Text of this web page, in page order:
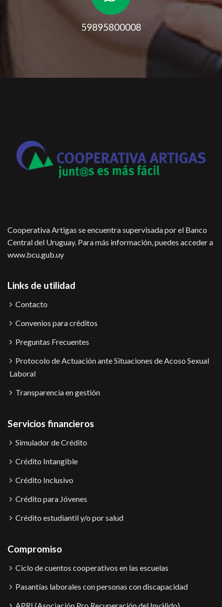
59895800008
Cooperativa Artigas se encuentra supervisada por el Banco
Central del Uruguay. Para más información, puedes acceder a
www.bcu.gub.uy
Links de utilidad
Contacto
Convenios para créditos
Preguntas Frecuentes
Protocolo de Actuación ante Situaciones de Acoso Sexual
Laboral
Transparencia en gestión
Servicios financieros
Simulador de Crédito
Crédito Intangible
Crédito Inclusivo
Crédito para Jóvenes
Crédito estudiantil y/o por salud
Compromiso
Ciclo de cuentos cooperativos en las escuelas
Pasantías laborales con personas con discapacidad
APRI (Asociación Pro Recuperación del Inválido)